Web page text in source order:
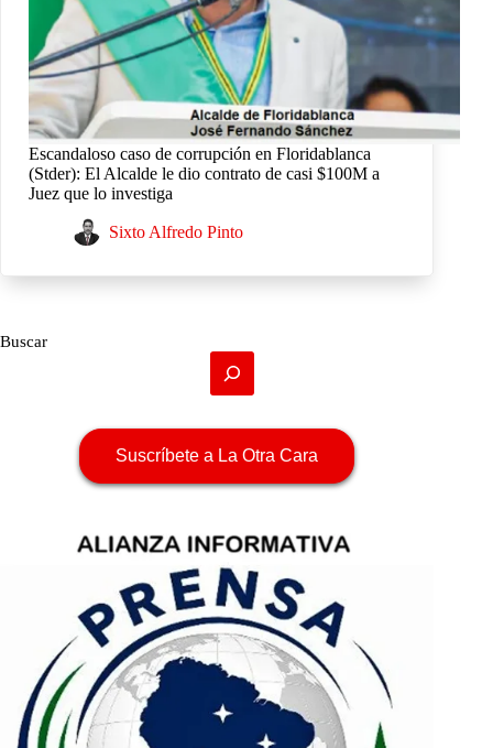
Escandaloso caso de corrupción en Floridablanca
(Stder): El Alcalde le dio contrato de casi $100M a
Juez que lo investiga
Sixto Alfredo Pinto
Buscar
Suscríbete a La Otra Cara